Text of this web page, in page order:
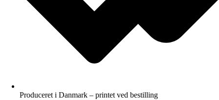
Produceret i Danmark – printet ved bestilling